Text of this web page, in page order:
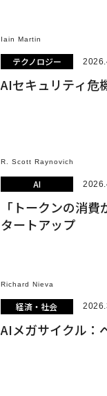
Iain Martin
テクノロジー
AIセキュリティ危
R. Scott Raynovich
AI
「トークンの消
タートアップ
Richard Nieva
経済・社会
AIメガサイクル：